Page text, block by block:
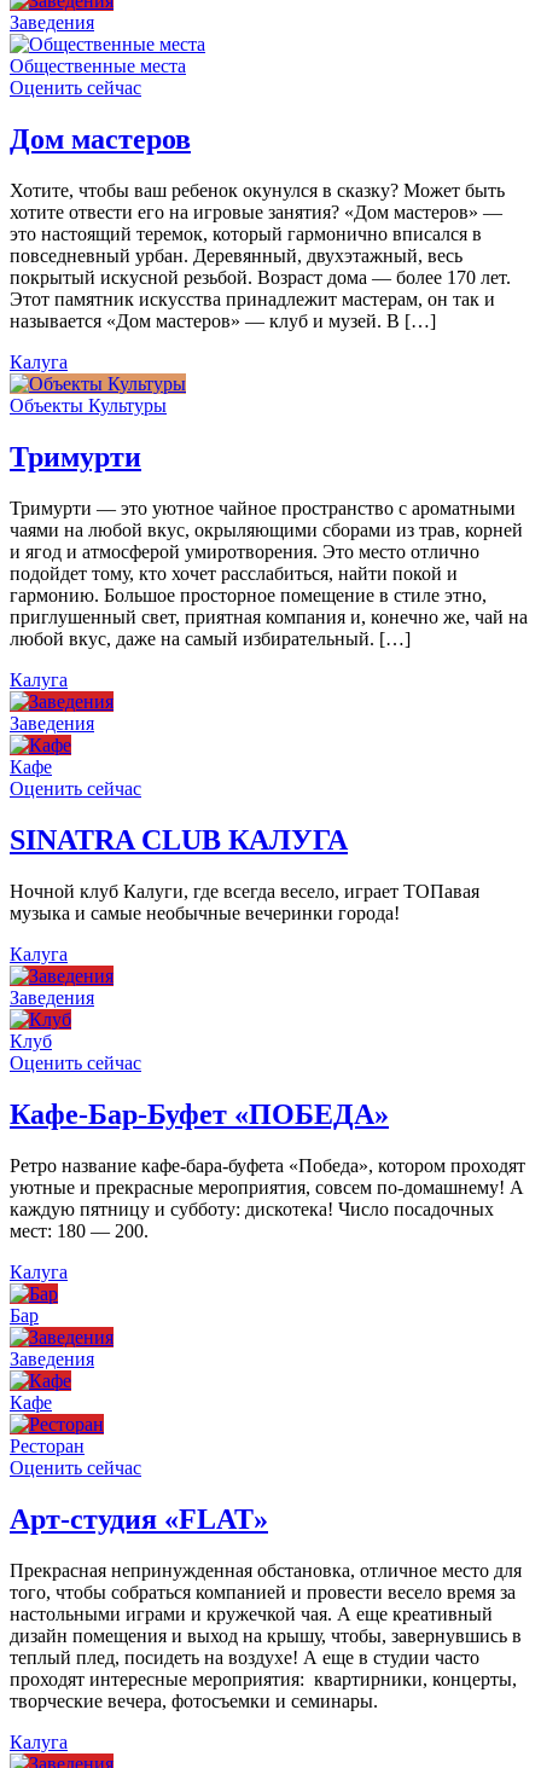
Заведения
Общественные места
Оценить сейчас
Дом мастеров
Хотите, чтобы ваш ребенок окунулся в сказку? Может быть
хотите отвести его на игровые занятия? «Дом мастеров» —
это настоящий теремок, который гармонично вписался в
повседневный урбан. Деревянный, двухэтажный, весь
покрытый искусной резьбой. Возраст дома — более 170 лет.
Этот памятник искусства принадлежит мастерам, он так и
называется «Дом мастеров» — клуб и музей. В […]
Калуга
Объекты Культуры
Тримурти
Тримурти — это уютное чайное пространство с ароматными
чаями на любой вкус, окрыляющими сборами из трав, корней
и ягод и атмосферой умиротворения. Это место отлично
подойдет тому, кто хочет расслабиться, найти покой и
гармонию. Большое просторное помещение в стиле этно,
приглушенный свет, приятная компания и, конечно же, чай на
любой вкус, даже на самый избирательный. […]
Калуга
Заведения
Кафе
Оценить сейчас
SINATRA CLUB КАЛУГА
Ночной клуб Калуги, где всегда весело, играет ТОПавая
музыка и самые необычные вечеринки города!
Калуга
Заведения
Клуб
Оценить сейчас
Кафе-Бар-Буфет «ПОБЕДА»
Ретро название кафе-бара-буфета «Победа», котором проходят
уютные и прекрасные мероприятия, совсем по-домашнему! А
каждую пятницу и субботу: дискотека! Число посадочных
мест: 180 — 200.
Калуга
Бар
Заведения
Кафе
Ресторан
Оценить сейчас
Арт-студия «FLAT»
Прекрасная непринужденная обстановка, отличное место для
того, чтобы собраться компанией и провести весело время за
настольными играми и кружечкой чая. А еще креативный
дизайн помещения и выход на крышу, чтобы, завернувшись в
теплый плед, посидеть на воздухе! А еще в студии часто
проходят интересные мероприятия: квартирники, концерты,
творческие вечера, фотосъемки и семинары.
Калуга